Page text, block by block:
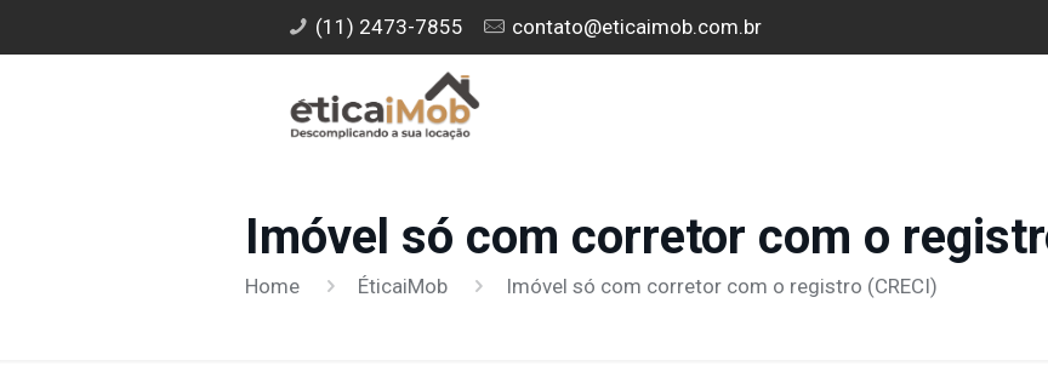
(11) 2473-7855 contato@eticaimob.com.br
Imóvel só com corretor com o
Home ÉticaiMob Imóvel só com corretor com o registro (CRECI)